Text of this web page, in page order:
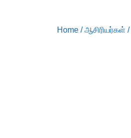
Home /ஆசிரியர்கள் /